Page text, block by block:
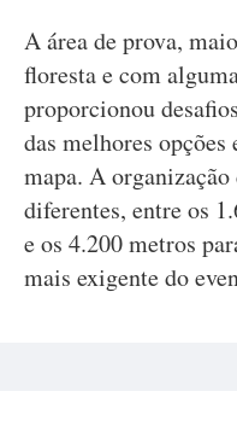
A área de prova,
floresta e com
proporcionou
das melhores
mapa. A
diferentes, entre os
e os 4.200 metros
mais exigente do